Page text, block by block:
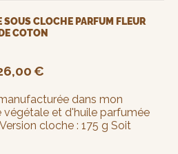
CLOCHE PARFUM FLEUR
COTON
€
dans mon
végétale et d'huile parfumée
cloche : 175 g Soit